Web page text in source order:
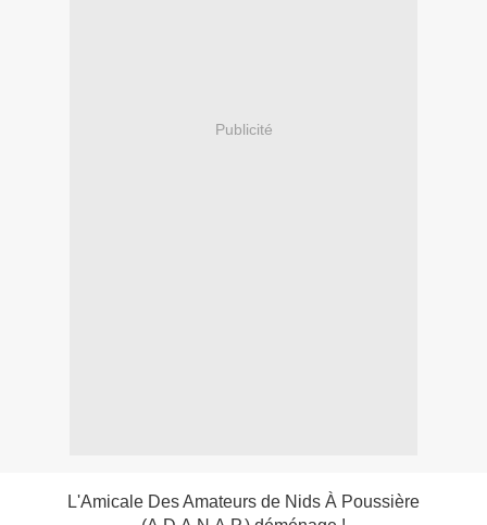
Publicité
L'Amicale Des Amateurs de Nids À Poussière